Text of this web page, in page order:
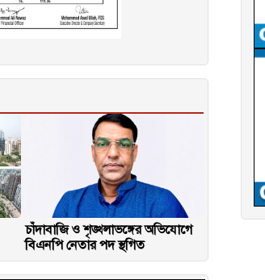
চাঁদাবাজি ও শৃঙ্খলাভঙ্গের অভিযোগে
বিএনপি নেতার পদ স্থগিত